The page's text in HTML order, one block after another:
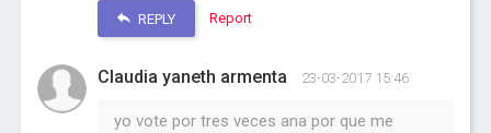
REPLY Report
Claudia yaneth armenta 23-03-2017 15:46
yo vote por tres veces ana por que me